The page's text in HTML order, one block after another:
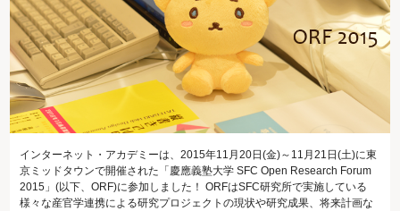
インターネット・アカデミーは、2015年11月20日(金)～11月21日(土)に東
京ミッドタウンで開催された「慶應義塾大学 SFC Open Research Forum
2015」(以下、ORF)に参加しました！ ORFはSFC研究所で実施している
様々な産官学連携による研究プロジェクトの現状や研究成果、将来計画な